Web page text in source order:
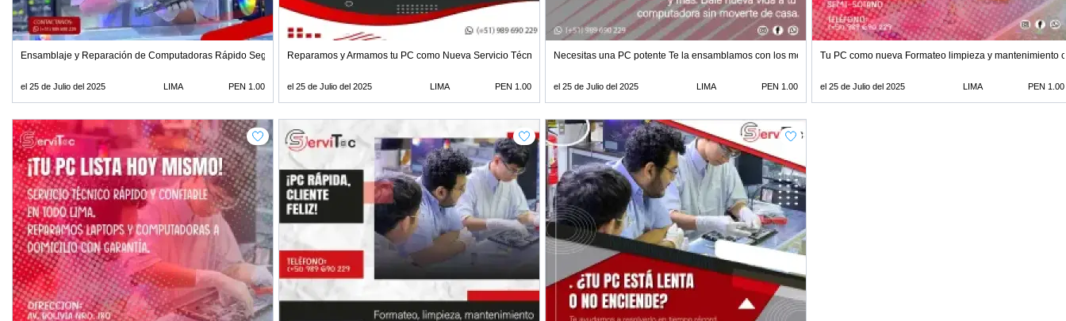
Ensamblaje y Reparación de Computadoras Rápido Seguro y con Garantía
el 25 de Julio del 2025 LIMA PEN 1.00
Reparamos y Armamos tu PC como Nueva Servicio Técnico Profesional
el 25 de Julio del 2025 LIMA PEN 1.00
Necesitas una PC potente Te la ensamblamos con los mejores componentes
el 25 de Julio del 2025 LIMA PEN 1.00
Tu PC como nueva Formateo limpieza y mantenimiento
el 25 de Julio del 2025 LIMA PEN 1.00